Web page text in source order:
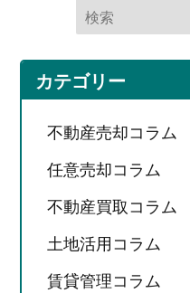
カテゴリー
不動産売却コラム
任意売却コラム
不動産買取コラム
土地活用コラム
賃貸管理コラム